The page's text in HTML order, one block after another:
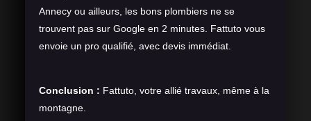
Annecy ou ailleurs, les bons plombiers ne se
trouvent pas sur Google en 2 minutes. Fattuto vous
envoie un pro qualifié, avec devis immédiat.
Conclusion : Fattuto, votre allié travaux, même à la
montagne.